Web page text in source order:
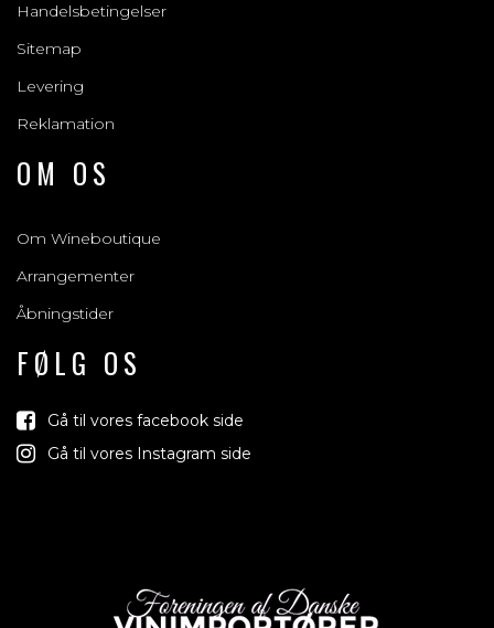
Handelsbetingelser
Sitemap
Levering
Reklamation
OM OS
Om Wineboutique
Arrangementer
Åbningstider
FØLG OS
Gå til vores facebook side
Gå til vores Instagram side